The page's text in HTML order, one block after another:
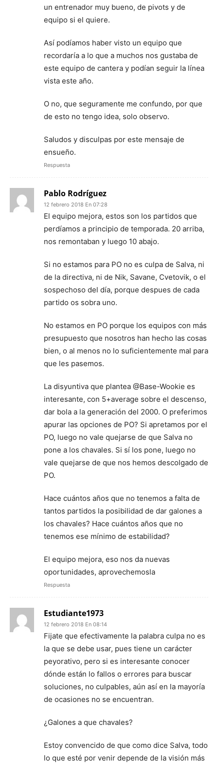
un entrenador muy bueno, de pivots y de
equipo si el quiere.
Así podíamos haber visto un equipo que
recordaría a lo que a muchos nos gustaba de
este equipo de cantera y podían seguir la línea
vista este año.
O no, que seguramente me confundo, por que
de esto no tengo idea, solo observo.
Saludos y disculpas por este mensaje de
ensueño.
Respuesta
Pablo Rodríguez
12 febrero 2018 En 07:28
El equipo mejora, estos son los partidos que
perdíamos a principio de temporada. 20 arriba,
nos remontaban y luego 10 abajo.
Si no estamos para PO no es culpa de Salva, ni
de la directiva, ni de Nik, Savane, Cvetovik, o el
sospechoso del día, porque despues de cada
partido os sobra uno.
No estamos en PO porque los equipos con más
presupuesto que nosotros han hecho las cosas
bien, o al menos no lo suficientemente mal para
que les pasemos.
La disyuntiva que plantea @Base-Wookie es
interesante, con 5+average sobre el descenso,
dar bola a la generación del 2000. O preferimos
apurar las opciones de PO? Si apretamos por el
PO, luego no vale quejarse de que Salva no
pone a los chavales. Si sí los pone, luego no
vale quejarse de que nos hemos descolgado de
PO.
Hace cuántos años que no tenemos a falta de
tantos partidos la posibilidad de dar galones a
los chavales? Hace cuántos años que no
tenemos ese mínimo de estabilidad?
El equipo mejora, eso nos da nuevas
oportunidades, aprovechemosla
Respuesta
Estudiante1973
12 febrero 2018 En 08:14
Fijate que efectivamente la palabra culpa no es
la que se debe usar, pues tiene un carácter
peyorativo, pero si es interesante conocer
dónde están lo fallos o errores para buscar
soluciones, no culpables, aún así en la mayoría
de ocasiones no se encuentran.
¿Galones a que chavales?
Estoy convencido de que como dice Salva, todo
lo que esté por venir depende de la visión más